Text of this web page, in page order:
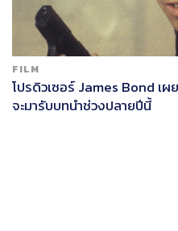
ชัยอนันต์ สมุทวณิช อธิบายว่า
ลักษณะเด่นของการเมืองแ
2524, 303) โดยเฉพาะการด
บก ทำให้บูรพาพยัคฆ์มีบทบา
ยาวภายในกองทัพบกและสนั
FILM
โปรดิวเซอร์ James Bond เ
จะมารับบทนำช่วงปลายปีนี้